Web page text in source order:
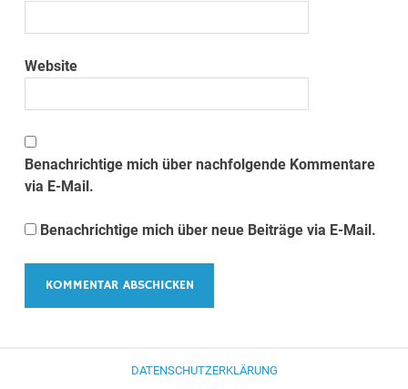
Website
Benachrichtige mich über nachfolgende Kommentare
via E-Mail.
Benachrichtige mich über neue Beiträge via E-Mail.
DATENSCHUTZERKLÄRUNG